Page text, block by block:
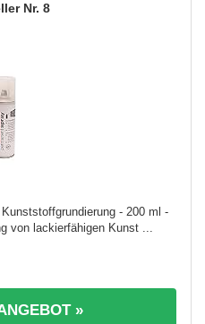
8
- 200 ml -
von lackierfähigen Kunst ...
»